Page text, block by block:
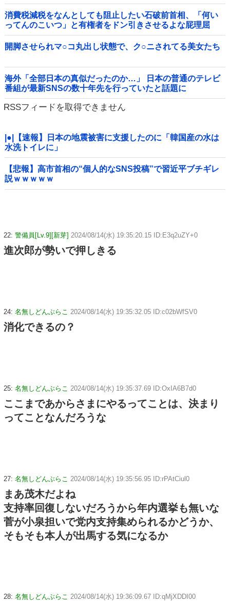
消費税減税をなんとしても阻止したい石破前首相、「何い
ってんのこいつ」と有権者をドン引きさせるよな屁理屈
を……他
開脚させられマ○コ丸出し状態で、ク○ニされてる美女たち
海外「全部日本の真似だったのか…」 日本の普通のテレビ
番組が最新SNSの数十年先を行っていたと話題に
RSSフィードを取得できません
|●|【速報】日本の地震被害に支援したのに「韓国産の水は
水洗トイレに」
【悲報】高市首相の“個人的なSNS投稿”で習近平ブチギレ
説ｗｗｗｗｗ
22: 警備員[Lv.9][新芽] 2024/08/14(水) 19:35:20.15 ID:E3q2uZY+0
進次郎が勢いで押しきる
24: 名無しどんぶらこ 2024/08/14(水) 19:35:32.05 ID:c02bWfSV0
消化できるの？
25: 名無しどんぶらこ 2024/08/14(水) 19:35:37.69 ID:OxIA6B7d0
ここまであからさまにやるってことは、決まり
ってことなんだろうな
27: 名無しどんぶらこ 2024/08/14(水) 19:35:56.95 ID:rPAtCiul0
まあ茂木だよね
支持率回復しないだろうから年内選挙も無いな
菅が小泉担いで党内支持集められるかどうか、
そもそも本人が出馬する気になるか
28: 名無しどんぶらこ 2024/08/14(水) 19:36:09.67 ID:qMjXDDI00